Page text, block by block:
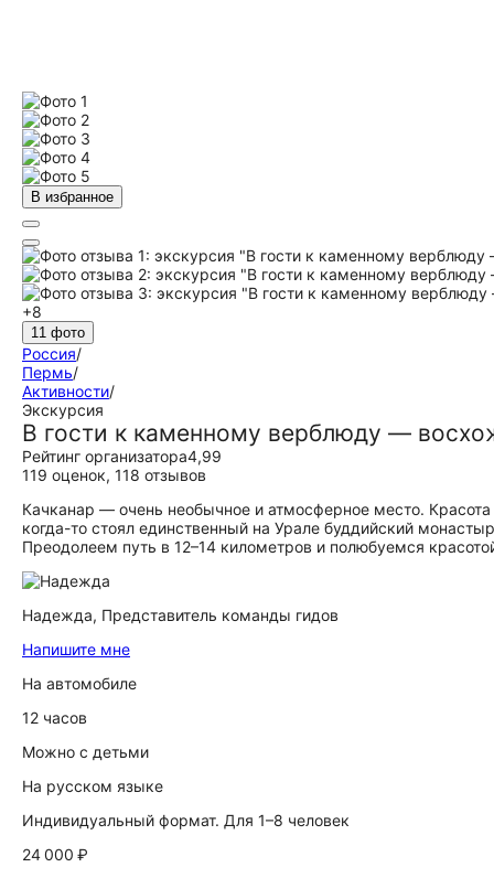
В избранное
+8
11 фото
Россия/
Пермь/
Активности/
Экскурсия
В гости к каменному верблюду —
Рейтинг организатора4,99
119 оценок, 118 отзывов
Качканар — очень необычное и атмосферное место.
когда-то стоял единственный на Урале буддийский
Преодолеем путь в 12–14 километров и полюбуемся
Надежда, Представитель команды гидов
Напишите мне
На автомобиле
12 часов
Можно с детьми
На русском языке
Индивидуальный формат. Для 1–8 человек
24 000 ₽